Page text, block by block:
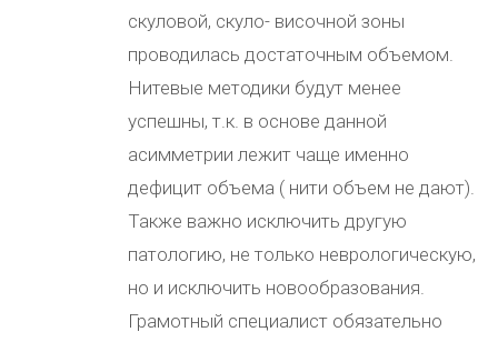
скуловой, скуло- височной зоны
проводилась достаточным объемом.
Нитевые методики будут менее
успешны, т.к. в основе данной
асимметрии лежит чаще именно
дефицит объема ( нити объем не дают).
Также важно исключить другую
патологию, не только неврологическую,
но и исключить новообразования.
Грамотный специалист обязательно